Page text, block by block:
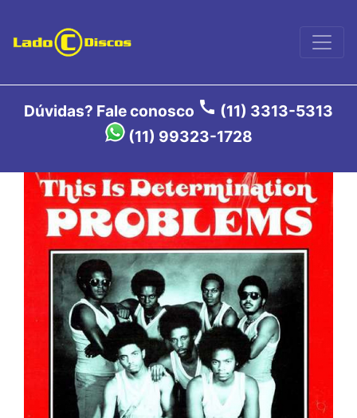
Dúvidas? Fale conosco call (11) 3313-5313
(11) 99323-1728